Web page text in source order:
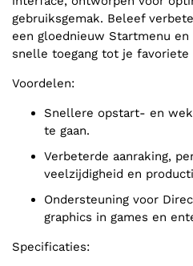
gebruiksgemak. Beleef
een gloednieuw Startmenu
snelle toegang tot je favoriete
Voordelen:
Snellere opstart- en wektijden om snel aan de slag
te gaan.
Verbeterde aanraking, pen- en spraakbediening om
veelzijdigheid en
Ondersteuning voor DirectX 12 voor levensechte
graphics in games en
Specificaties: